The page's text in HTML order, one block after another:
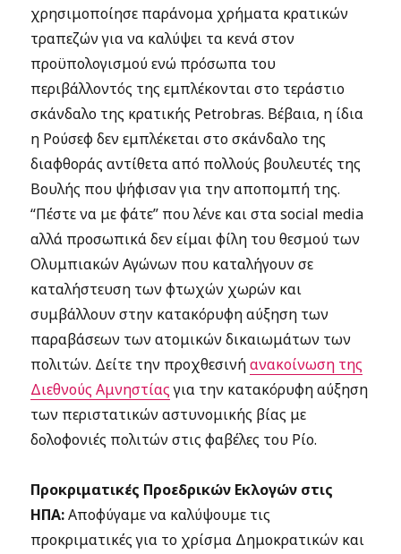
χρησιμοποίησε παράνομα χρήματα κρατικών
τραπεζών για να καλύψει τα κενά στον
προϋπολογισμού ενώ πρόσωπα του
περιβάλλοντός της εμπλέκονται στο τεράστιο
σκάνδαλο της κρατικής Petrobras. Βέβαια, η ίδια
η Ρούσεφ δεν εμπλέκεται στο σκάνδαλο της
διαφθοράς αντίθετα από πολλούς βουλευτές της
Βουλής που ψήφισαν για την αποπομπή της.
“Πέστε να με φάτε” που λένε και στα social media
αλλά προσωπικά δεν είμαι φίλη του θεσμού των
Ολυμπιακών Αγώνων που καταλήγουν σε
καταλήστευση των φτωχών χωρών και
συμβάλλουν στην κατακόρυφη αύξηση των
παραβάσεων των ατομικών δικαιωμάτων των
πολιτών. Δείτε την προχθεσινήανακοίνωση της
Διεθνούς Αμνηστίαςγια την κατακόρυφη αύξηση
των περιστατικών αστυνομικής βίας με
δολοφονιές πολιτών στις φαβέλες του Ρίο.
Προκριματικές Προεδρικών Εκλογών στις
ΗΠΑ:Αποφύγαμε να καλύψουμε τις
προκριματικές για το χρίσμα Δημοκρατικών και